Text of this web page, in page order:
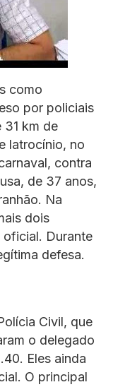
como
por policiais
31 km de
latrocínio, no
contra
de 37 anos,
Na
dois
oficial. Durante
defesa.
Civil, que
o delegado
Eles ainda
O principal